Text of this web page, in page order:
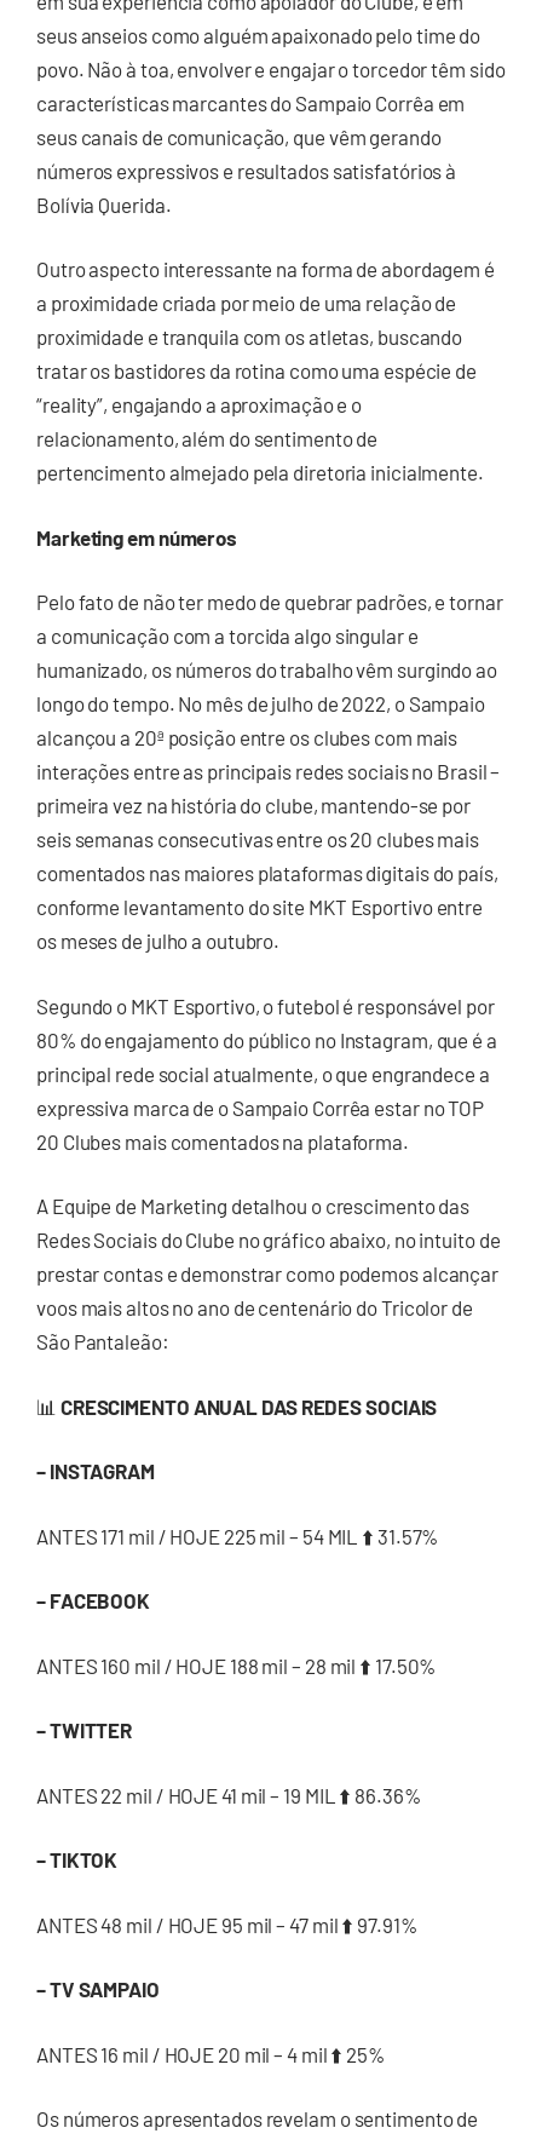
seus anseios como alguém apaixonado pelo time do
povo. Não à toa, envolver e engajar o torcedor têm sido
características marcantes do Sampaio Corrêa em
seus canais de comunicação, que vêm gerando
números expressivos e resultados satisfatórios à
Bolívia Querida.
Outro aspecto interessante na forma de abordagem é
a proximidade criada por meio de uma relação de
proximidade e tranquila com os atletas, buscando
tratar os bastidores da rotina como uma espécie de
“reality”, engajando a aproximação e o
relacionamento, além do sentimento de
pertencimento almejado pela diretoria inicialmente.
Marketing em números
Pelo fato de não ter medo de quebrar padrões, e tornar
a comunicação com a torcida algo singular e
humanizado, os números do trabalho vêm surgindo ao
longo do tempo. No mês de julho de 2022, o Sampaio
alcançou a 20ª posição entre os clubes com mais
interações entre as principais redes sociais no Brasil –
primeira vez na história do clube, mantendo-se por
seis semanas consecutivas entre os 20 clubes mais
comentados nas maiores plataformas digitais do país,
conforme levantamento do site MKT Esportivo entre
os meses de julho a outubro.
Segundo o MKT Esportivo, o futebol é responsável por
80% do engajamento do público no Instagram, que é a
principal rede social atualmente, o que engrandece a
expressiva marca de o Sampaio Corrêa estar no TOP
20 Clubes mais comentados na plataforma.
A Equipe de Marketing detalhou o crescimento das
Redes Sociais do Clube no gráfico abaixo, no intuito de
prestar contas e demonstrar como podemos alcançar
voos mais altos no ano de centenário do Tricolor de
São Pantaleão:
📊 CRESCIMENTO ANUAL DAS REDES SOCIAIS
– INSTAGRAM
ANTES 171 mil / HOJE 225 mil – 54 MIL ⬆️ 31.57%
– FACEBOOK
ANTES 160 mil / HOJE 188 mil – 28 mil ⬆️ 17.50%
– TWITTER
ANTES 22 mil / HOJE 41 mil – 19 MIL ⬆️ 86.36%
– TIKTOK
ANTES 48 mil / HOJE 95 mil – 47 mil ⬆️ 97.91%
– TV SAMPAIO
ANTES 16 mil / HOJE 20 mil – 4 mil ⬆️ 25%
Os números apresentados revelam o sentimento de